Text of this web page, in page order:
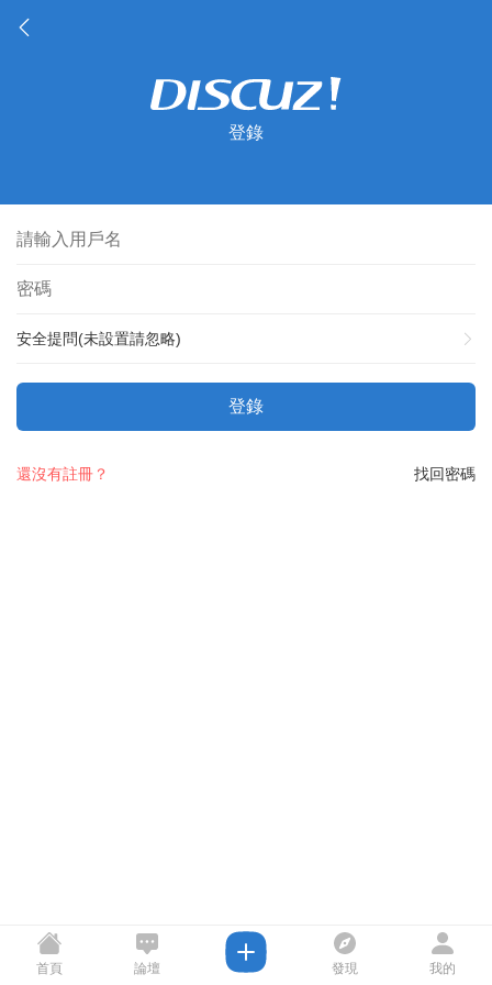
登錄
安全提問(未設置請忽略)
登錄
找回密碼
還沒有註冊？
首頁 論壇 發現 我的